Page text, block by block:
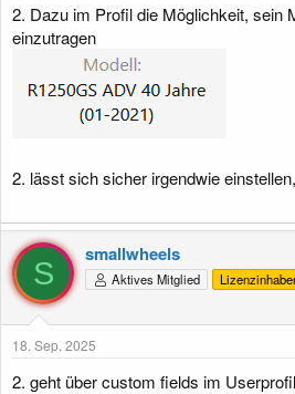
2. Dazu im Profil die Möglichkeit, sein
einzutragen
2. lässt sich sicher irgendwie
S
smallwheels
Aktives Mitglied
18. Sep. 2025
2. geht über custom fields im